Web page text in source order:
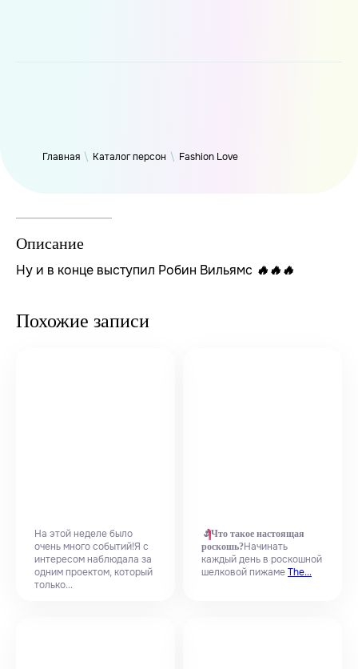
Главная \ Каталог персон \ Fashion Love
Описание
Ну и в конце выступил Робин Вильямс 🔥🔥🔥
Похожие записи
На этой неделе было
очень много событий!Я с
интересом наблюдала за
одним проектом, который
только...
🌷Что такое настоящая
роскошь?Начинать
каждый день в роскошной
шелковой пижамеThe...